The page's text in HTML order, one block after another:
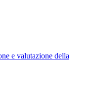
e valutazione della